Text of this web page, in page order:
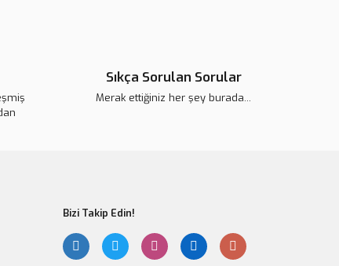
Sıkça Sorulan Sorular
Merak ettiğiniz her şey burada...
Bizi Takip Edin!